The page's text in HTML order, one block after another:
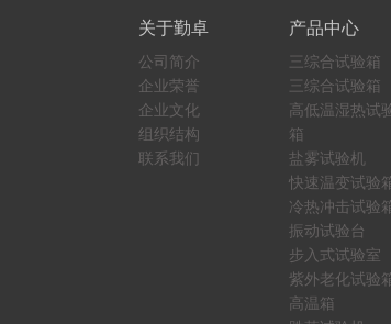
关于勤卓
公司简介
企业荣誉
企业文化
组织结构
联系我们
产品中心
三综合试验箱
三综合试验箱
高低温湿热试
箱
盐雾试验机
快速温变试验
冷热冲击试验
振动试验台
步入式试验室
紫外老化试验
高温箱